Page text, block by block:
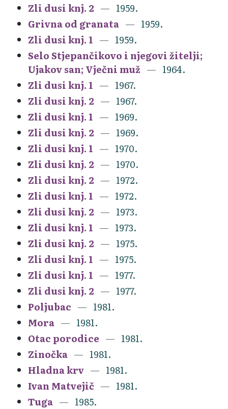
Zli dusi knj. 2
1959.
Grivna od granata
1959.
Zli dusi knj. 1
1959.
Selo Stjepančikovo i njegovi žitelji;
Ujakov san; Vječni muž
1964.
Zli dusi knj. 1
1967.
Zli dusi knj. 2
1967.
Zli dusi knj. 1
1969.
Zli dusi knj. 2
1969.
Zli dusi knj. 1
1970.
Zli dusi knj. 2
1970.
Zli dusi knj. 2
1972.
Zli dusi knj. 1
1972.
Zli dusi knj. 2
1973.
Zli dusi knj. 1
1973.
Zli dusi knj. 2
1975.
Zli dusi knj. 1
1975.
Zli dusi knj. 1
1977.
Zli dusi knj. 2
1977.
Poljubac
1981.
Mora
1981.
Otac porodice
1981.
Zinočka
1981.
Hladna krv
1981.
Ivan Matvejič
1981.
Tuga
1985.